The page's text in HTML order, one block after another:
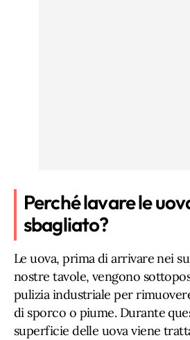
Perché lavare le
sbagliato?
Le uova, prima di arrivare nei
nostre tavole, vengono
pulizia industriale per
di sporco o piume. Durante
superficie delle uova viene